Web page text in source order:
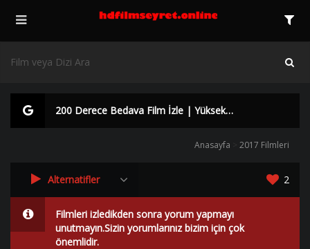
200 Derece Bedava Film İzle | Yüksek Kalite |
Anasayfa 2017 Filmleri
Alternatifler 2
Filmleri izledikden sonra yorum yapmayı
unutmayın.Sizin yorumlarınız bizim için çok
önemlidir.